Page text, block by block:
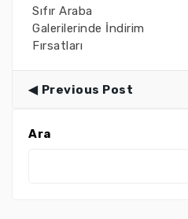
Sıfır Araba
Galerilerinde İndirim
Fırsatları
Previous Post
Ara